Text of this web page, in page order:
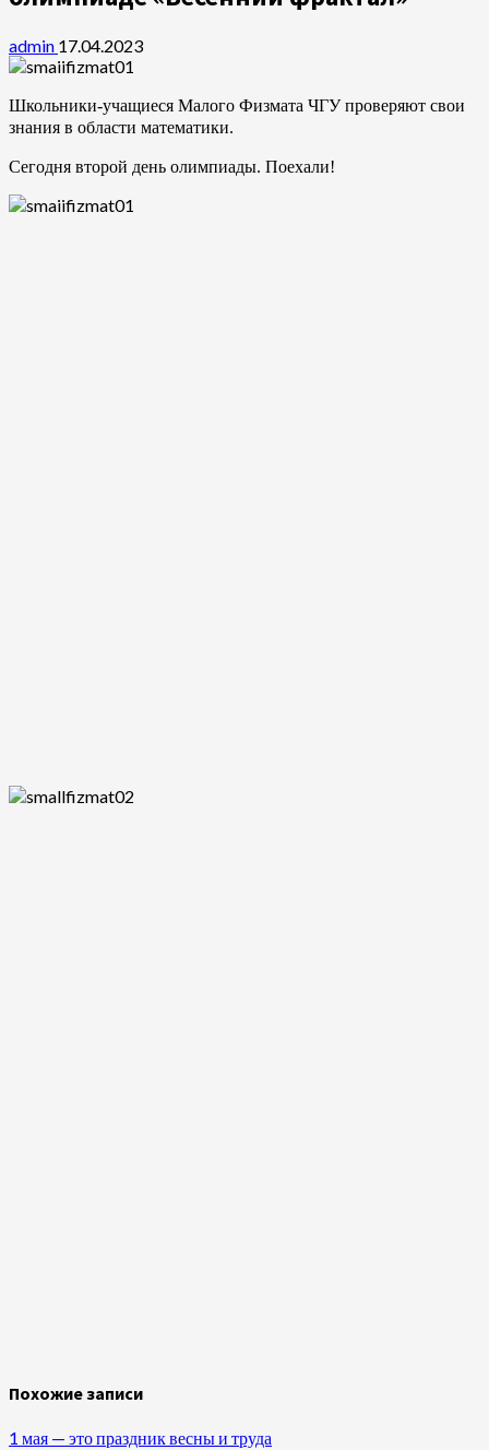
admin 17.04.2023
Школьники-учащиеся Малого Физмата ЧГУ проверяют свои
знания в области математики.
Сегодня второй день олимпиады. Поехали!
Похожие записи
1 мая — это праздник весны и труда